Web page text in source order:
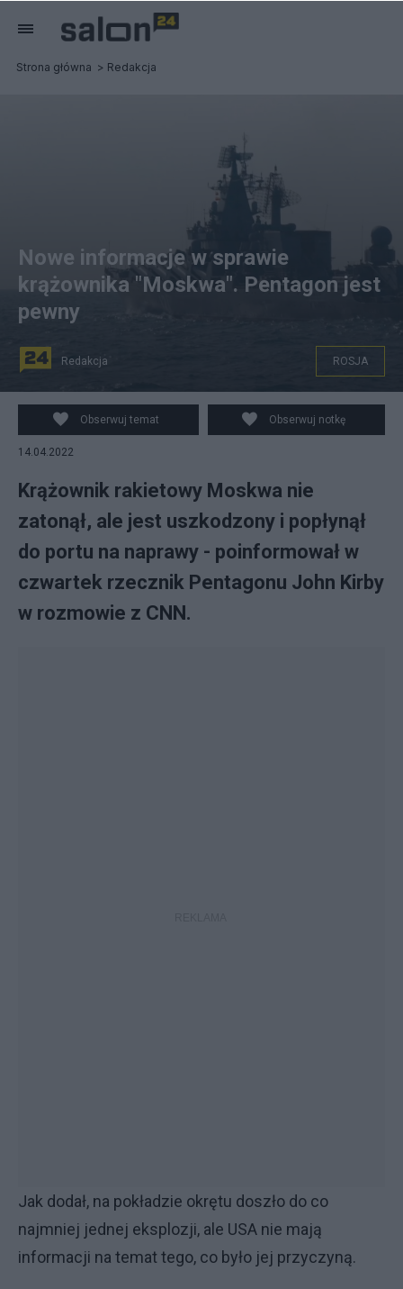
Strona główna Redakcja
PAP/EPA/RUSSIAN DEFENCE MINISTRY/HANDOUT
Nowe informacje w sprawie
krążownika "Moskwa". Pentagon jest
pewny
Redakcja ROSJA
Obserwuj temat Obserwuj notkę
14.04.2022
Krążownik rakietowy Moskwa nie
zatonął, ale jest uszkodzony i popłynął
do portu na naprawy - poinformował w
czwartek rzecznik Pentagonu John Kirby
w rozmowie z CNN.
Jak dodał, na pokładzie okrętu doszło do co
najmniej jednej eksplozji, ale USA nie mają
informacji na temat tego, co było jej przyczyną.